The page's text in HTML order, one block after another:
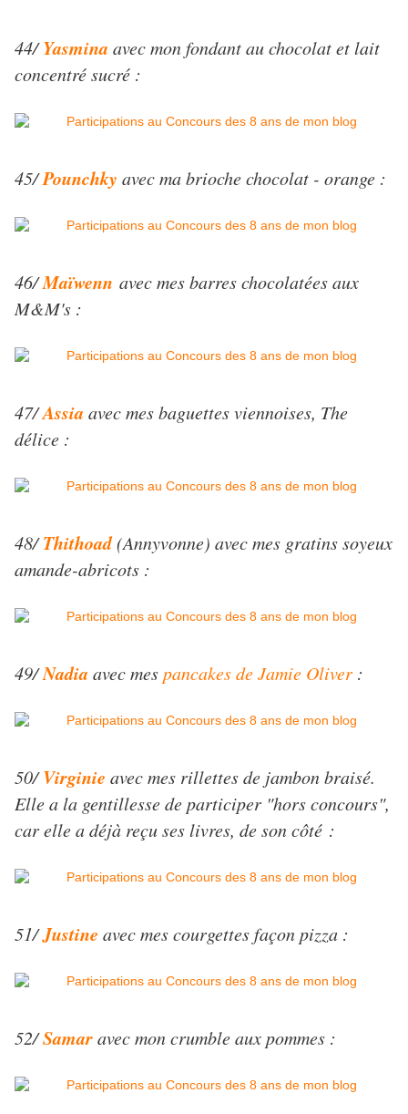
44/Yasmina avec mon fondant au chocolat et lait
concentré sucré :
45/Pounchky avec ma brioche chocolat - orange :
46/Maïwenn avec mes barres chocolatées aux
M&M's :
47/Assia avec mes baguettes viennoises, The
délice :
48/Thithoad(Annyvonne) avec mes gratins soyeux
amande-abricots :
49/Nadia avec mespancakes de Jamie Oliver :
50/Virginie avec mes rillettes de jambon braisé.
Elle a la gentillesse de participer "hors concours",
car elle a déjà reçu ses livres, de son côté :
51/Justine avec mes courgettes façon pizza :
52/Samaravec mon crumble aux pommes :